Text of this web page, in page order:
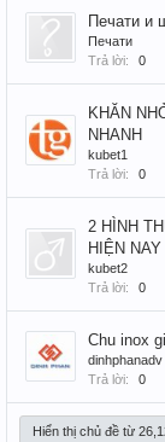
Печати и
Печати
Trả lời:
0
KHĂN
NHANH
kubet1
Trả lời:
0
2 HÌNH
HIỆN NAY
kubet2
Trả lời:
0
Chu inox
dinhphanadv
Trả lời:
0
Hiển thị chủ đề từ